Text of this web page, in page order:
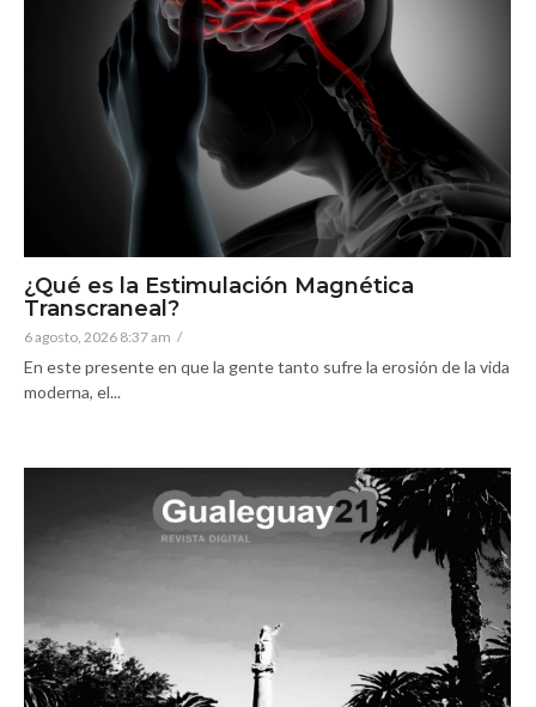
¿Qué es la Estimulación Magnética
Transcraneal?
6 agosto, 2026 8:37 am /
En este presente en que la gente tanto sufre la erosión de la vida
moderna, el...